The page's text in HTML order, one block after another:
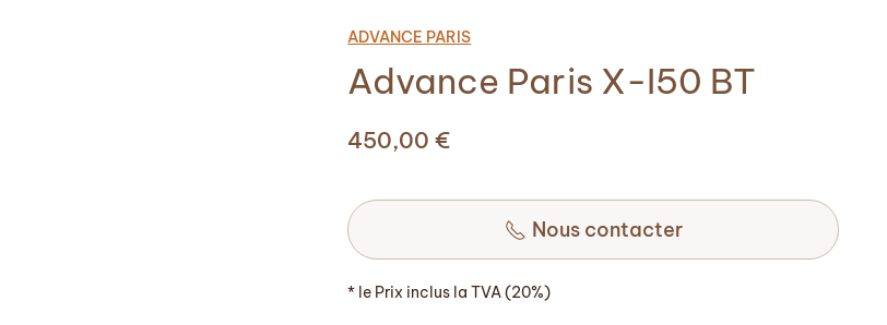
ADVANCE PARIS
Advance Paris X-I50 BT
450,00€
Nous contacter
* le Prix inclus la TVA (20%)